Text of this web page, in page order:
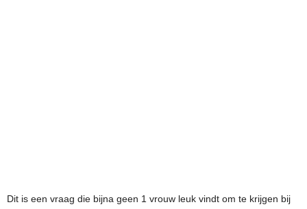
Dit is een vraag die bijna geen 1 vrouw leuk vindt om te krijgen bij